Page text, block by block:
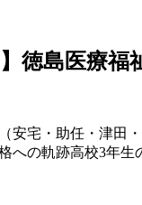
徳島医療福
安宅・助任・津田
への軌跡高校3年生